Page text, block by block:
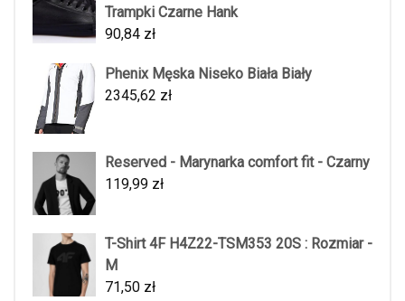
Trampki Czarne Hank
90,84 zł
Phenix Męska Niseko Biała Biały
2345,62 zł
Reserved - Marynarka comfort fit - Czarny
119,99 zł
T-Shirt 4F H4Z22-TSM353 20S : Rozmiar -
M
71,50 zł